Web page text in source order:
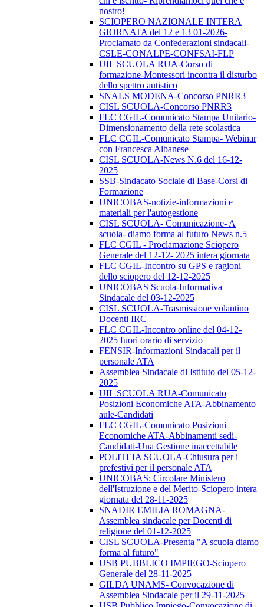
nostro!
SCIOPERO NAZIONALE INTERA
GIORNATA del 12 e 13 01-2026-
Proclamato da Confederazioni sindacali-
CSLE-CONALPE-CONFSAI-FLP
UIL SCUOLA RUA-Corso di
formazione-Montessori incontra il disturbo
dello spettro autistico
SNALS MODENA-Concorso PNRR3
CISL SCUOLA-Concorso PNRR3
FLC CGIL-Comunicato Stampa Unitario-
Dimensionamento della rete scolastica
FLC CGIL-Comunicato Stampa- Webinar
con Francesca Albanese
CISL SCUOLA-News N.6 del 16-12-
2025
SSB-Sindacato Sociale di Base-Corsi di
Formazione
UNICOBAS-notizie-informazioni e
materiali per l'autogestione
CISL SCUOLA- Comunicazione- A
scuola- diamo forma al futuro News n.5
FLC CGIL - Proclamazione Sciopero
Generale del 12-12- 2025 intera giornata
FLC CGIL-Incontro su GPS e ragioni
dello sciopero del 12-12-2025
UNICOBAS Scuola-Informativa
Sindacale del 03-12-2025
CISL SCUOLA-Trasmissione volantino
Docenti IRC
FLC CGIL-Incontro online del 04-12-
2025 fuori orario di servizio
FENSIR-Informazioni Sindacali per il
personale ATA
Assemblea Sindacale di Istituto del 05-12-
2025
UIL SCUOLA RUA-Comunicato
Posizioni Economiche ATA-Abbinamento
aule-Candidati
FLC CGIL-Comunicato Posizioni
Economiche ATA-Abbinamenti sedi-
Candidati-Una Gestione inaccettabile
POLITEIA SCUOLA-Chiusura per i
prefestivi per il personale ATA
UNICOBAS: Circolare Ministero
dell'Istruzione e del Merito-Sciopero intera
giornata del 28-11-2025
SNADIR EMILIA ROMAGNA-
Assemblea sindacale per Docenti di
religione del 01-12-2025
CISL SCUOLA-Presenta "A scuola diamo
forma al futuro"
USB PUBBLICO IMPIEGO-Sciopero
Generale del 28-11-2025
GILDA UNAMS- Convocazione di
Assemblea Sindacale per il 29-11-2025